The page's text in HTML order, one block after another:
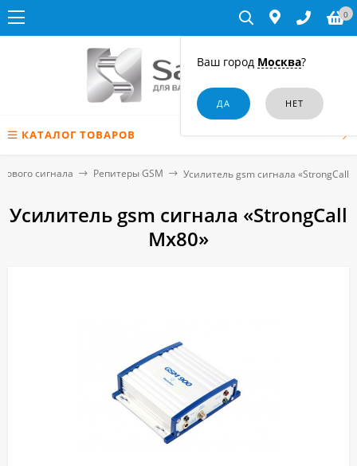
Ваш город Москва?
0
КАТАЛОГ ТОВАРОВ
сигнала Репитеры GSM Усилитель gsm сигнала «StrongCall
Усилитель gsm сигнала «StrongCall
Mx80»